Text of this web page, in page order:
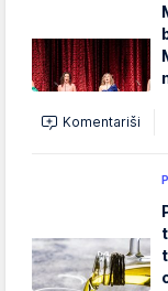
Komentariši